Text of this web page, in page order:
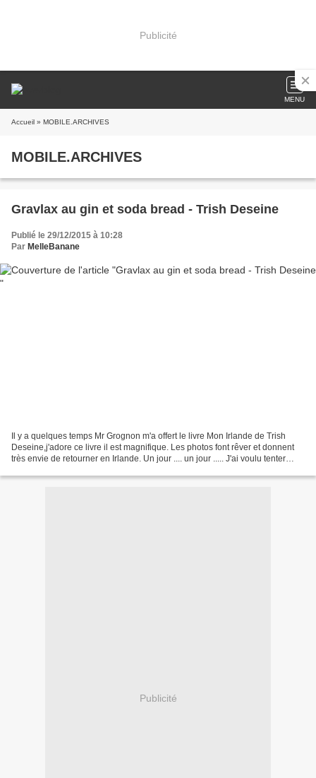
Publicité
MENU
Accueil » MOBILE.ARCHIVES
MOBILE.ARCHIVES
Gravlax au gin et soda bread - Trish Deseine
Publié le 29/12/2015 à 10:28
Par MelleBanane
Il y a quelques temps Mr Grognon m'a offert le livre Mon Irlande de Trish
Deseine,j'adore ce livre il est magnifique. Les photos font rêver et donnent
très envie de retourner en Irlande. Un jour .... un jour ..... J'ai voulu tenter
Publicité